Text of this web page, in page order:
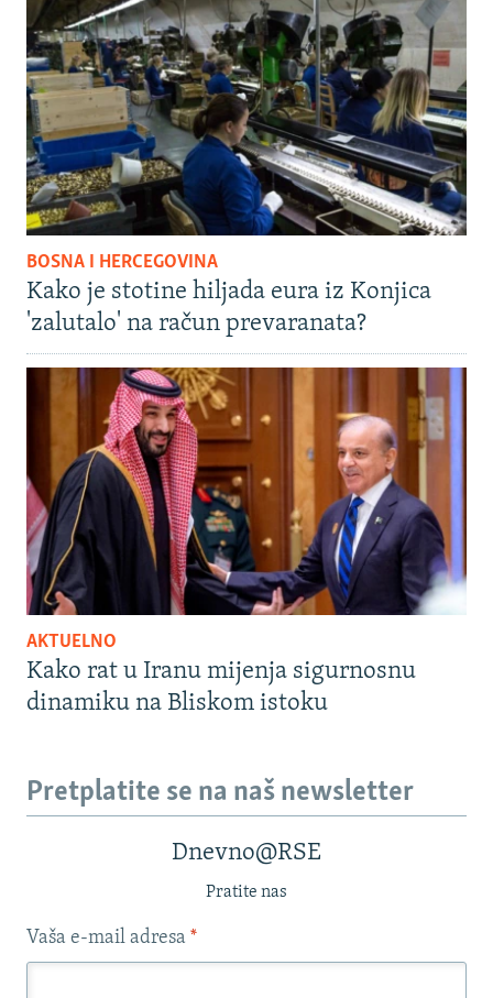
BOSNA I HERCEGOVINA
Kako je stotine hiljada eura iz Konjica
'zalutalo' na račun prevaranata?
AKTUELNO
Kako rat u Iranu mijenja sigurnosnu
dinamiku na Bliskom istoku
Pretplatite se na naš newsletter
Dnevno@RSE
Pratite nas
Vaša e-mail adresa *